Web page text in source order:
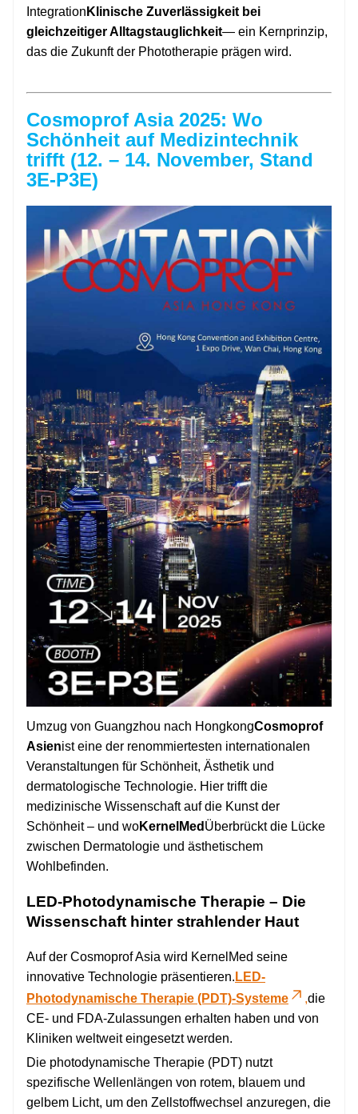
Integration Klinische Zuverlässigkeit bei
gleichzeitiger Alltagstauglichkeit— ein Kernprinzip,
das die Zukunft der Phototherapie prägen wird.
Cosmoprof Asia 2025: Wo
Schönheit auf Medizintechnik
trifft (12. – 14. November, Stand
3E-P3E)
Umzug von Guangzhou nach HongkongCosmoprof
Asienist eine der renommiertesten internationalen
Veranstaltungen für Schönheit, Ästhetik und
dermatologische Technologie. Hier trifft die
medizinische Wissenschaft auf die Kunst der
Schönheit – und woKernelMed Überbrückt die Lücke
zwischen Dermatologie und ästhetischem
Wohlbefinden.
LED-Photodynamische Therapie – Die
Wissenschaft hinter strahlender Haut
Auf der Cosmoprof Asia wird KernelMed seine
innovative Technologie präsentieren. LED-
Photodynamische Therapie (PDT)-Systeme
,die
CE- und FDA-Zulassungen erhalten haben und von
Kliniken weltweit eingesetzt werden.
Die photodynamische Therapie (PDT) nutzt
spezifische Wellenlängen von rotem, blauem und
gelbem Licht, um den Zellstoffwechsel anzuregen, die